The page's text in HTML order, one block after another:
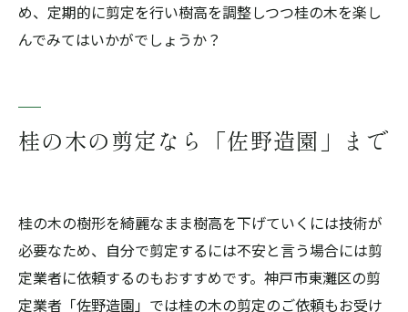
め、定期的に剪定を行い樹高を調整しつつ桂の木を楽し
んでみてはいかがでしょうか？
桂の木の剪定なら「佐野造園」まで
桂の木の樹形を綺麗なまま樹高を下げていくには技術が
必要なため、自分で剪定するには不安と言う場合には剪
定業者に依頼するのもおすすめです。神戸市東灘区の剪
定業者「佐野造園」では桂の木の剪定のご依頼もお受け